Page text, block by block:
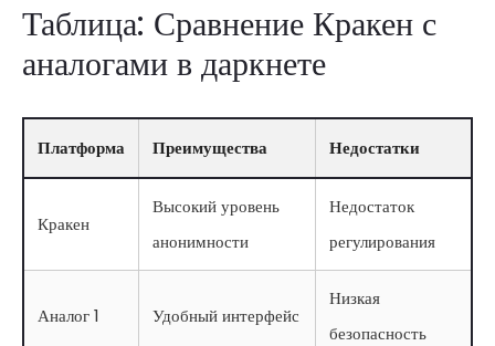
Таблица: Сравнение Кракен с
аналогами в даркнете
Платформа Преимущества Недостатки
Кракен
Высокий уровень
анонимности
Недостаток
регулирования
Аналог 1 Удобный интерфейс
Низкая
безопасность